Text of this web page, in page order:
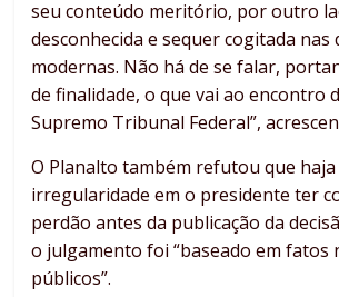
seu conteúdo meritório, por outro
desconhecida e sequer cogitada nas
modernas. Não há de se falar,
de finalidade, o que vai ao encontro
Supremo Tribunal Federal”,
O Planalto também refutou que
irregularidade em o presidente ter
perdão antes da publicação da
o julgamento foi “baseado em fatos
públicos”.